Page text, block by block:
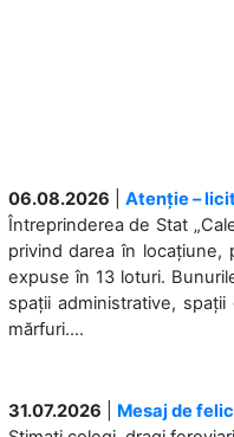
06.08.2026
Atenție –
Întreprinderea de Stat
privind darea în
expuse în 13 loturi.
spații administrative,
mărfuri....
31.07.2026
Mesaj de